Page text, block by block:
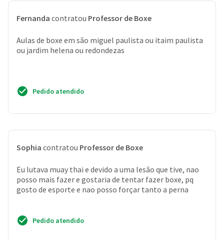
Fernanda contratou Professor de Boxe
Aulas de boxe em são miguel paulista ou itaim paulista
ou jardim helena ou redondezas
Pedido atendido
Sophia contratou Professor de Boxe
Eu lutava muay thai e devido a uma lesão que tive, nao
posso mais fazer e gostaria de tentar fazer boxe, pq
gosto de esporte e nao posso forçar tanto a perna
Pedido atendido